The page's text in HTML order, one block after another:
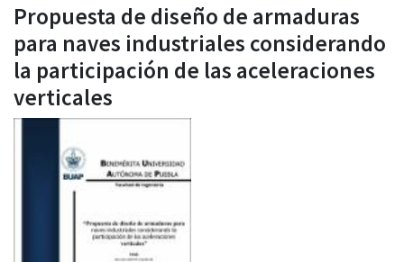
Propuesta de diseño de armaduras
para naves industriales considerando
la participación de las aceleraciones
verticales